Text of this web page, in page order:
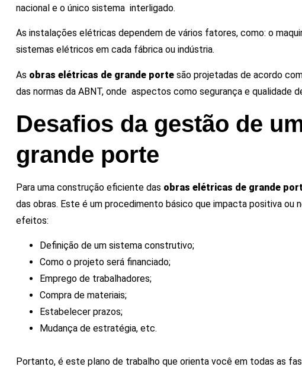
nacional e o único sistema interligado.
As instalações elétricas dependem de vários fatores, como: o
sistemas elétricos em cada fábrica ou indústria.
As obras elétricas de grande porte são projetadas de acordo
das normas da ABNT, onde aspectos como segurança e qualidade
Desafios da gestão de
grande porte
Para uma construção eficiente das obras elétricas de grande
das obras. Este é um procedimento básico que impacta positiva
efeitos:
Definição de um sistema construtivo;
Como o projeto será financiado;
Emprego de trabalhadores;
Compra de materiais;
Estabelecer prazos;
Mudança de estratégia, etc.
Portanto, é este plano de trabalho que orienta você em todas as